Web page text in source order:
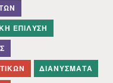
ΕΠΊΛΥΣΗ
ΔΙΑΝΎΣΜΑΤΑ